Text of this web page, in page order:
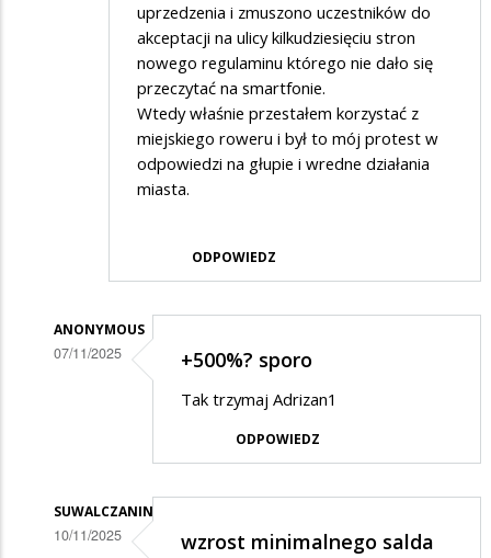
uprzedzenia i zmuszono uczestników do
akceptacji na ulicy kilkudziesięciu stron
nowego regulaminu którego nie dało się
przeczytać na smartfonie.
Wtedy właśnie przestałem korzystać z
miejskiego roweru i był to mój protest w
odpowiedzi na głupie i wredne działania
miasta.
ODPOWIEDZ
ANONYMOUS
07/11/2025
odpowiedzi
na
+500%? sporo
Tak trzymaj Adrizan1
ODPOWIEDZ
SUWALCZANIN
10/11/2025 wzrost minimalnego salda